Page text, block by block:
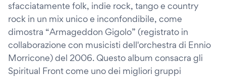
sfacciatamente folk, indie rock, tango e country
rock in un mix unico e inconfondibile, come
dimostra “Armageddon Gigolo” (registrato in
collaborazione con musicisti dell'orchestra di Ennio
Morricone) del 2006. Questo album consacra gli
Spiritual Front come uno dei migliori gruppi